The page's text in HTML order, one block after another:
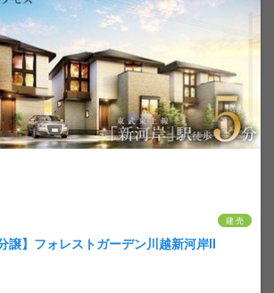
建 売
譲】フォレストガーデン川越新河岸II